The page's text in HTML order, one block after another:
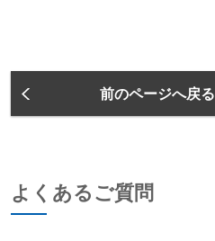
前のページへ戻る
よくあるご質問